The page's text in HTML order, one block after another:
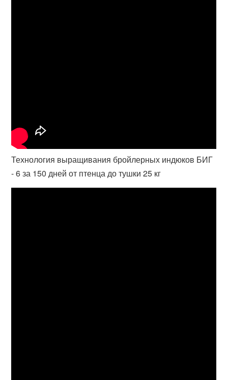
Технология выращивания бройлерных индюков БИГ
- 6 за 150 дней от птенца до тушки 25 кг